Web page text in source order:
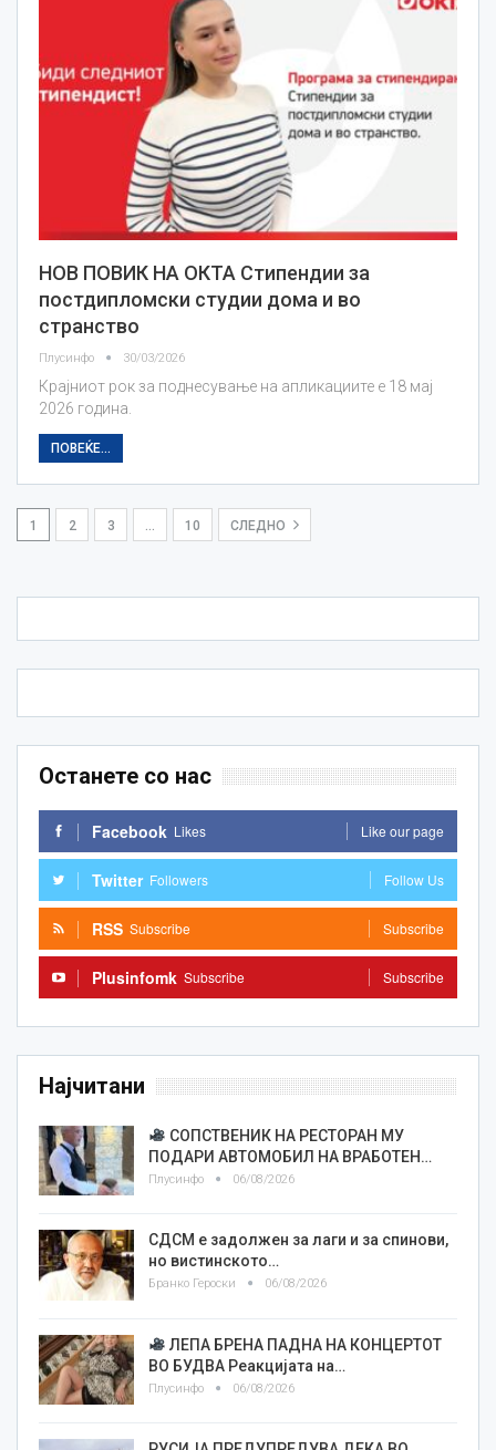
НОВ ПОВИК НА ОКТА Стипендии за
постдипломски студии дома и во
странство
Плусинфо 30/03/2026
Крајниот рок за поднесување на апликациите е 18 мај
2026 година.
ПОВЕЌЕ...
1 2 3 10 СЛЕДНО
Останете со нас
Facebook Likes Like our page
Twitter Followers Follow Us
RSS Subscribe Subscribe
Plusinfomk Subscribe Subscribe
Најчитани
СОПСТВЕНИК НА РЕСТОРАН МУ
ПОДАРИ АВТОМОБИЛ НА ВРАБОТЕН…
Плусинфо 06/08/2026
СДСМ е задолжен за лаги и за спинови,
но вистинското…
Бранко Героски 06/08/2026
ЛЕПА БРЕНА ПАДНА НА КОНЦЕРТОТ
ВО БУДВА Реакцијата на…
Плусинфо 06/08/2026